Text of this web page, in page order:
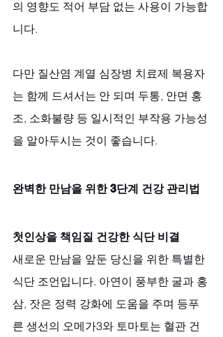
의 영향도 적어 부담 없는 사용이 가능합
니다.
다만 질산염 계열 심장병 치료제 복용자
는 함께 드셔서는 안 되며 두통, 안면 홍
조, 소화불량 등 일시적인 부작용 가능성
을 알아두시는 것이 좋습니다.
완벽한 만남을 위한 3단계 건강 관리법
첫인상을 책임질 건강한 식단 비결
새로운 만남을 앞둔 당신을 위한 특별한
식단 조언입니다. 아연이 풍부한 굴과 홍
삼, 잣은 정력 강화에 도움을 주며 등푸
른 생선의 오메가3와 토마토는 혈관 건